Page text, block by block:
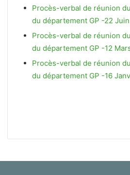
Procès-verbal de réunion
du département GP -22
Procès-verbal de réunion
du département GP -12
Procès-verbal de réunion
du département GP -16